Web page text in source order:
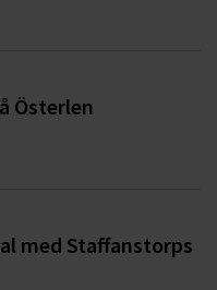
Österlen
med Staffanstorps